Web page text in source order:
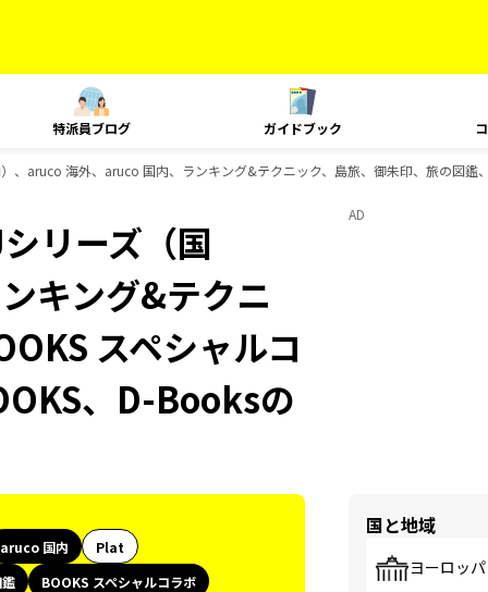
特派員ブログ ガイドブック
、aruco 海外、aruco 国内、ランキング&テクニック、島旅、御朱印、旅の図
リーズ（国
キング&テクニ
スペシャルコ
、D-Booksの
aruco 国内
Plat
BOOKS スペシャルコラボ
AD
国と地域
ヨーロッパ